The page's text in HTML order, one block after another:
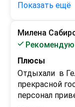
Не заметил
Показать ещё
Милена
Рекомендую
Плюсы
Отдыхали  в
прекрасной
персонал